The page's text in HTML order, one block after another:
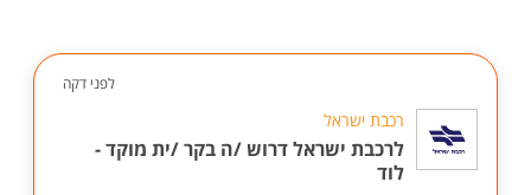
לפני דקה
רכבת ישראל
לרכבת ישראל דרוש /ה בקר /ית מוקד -
לוד